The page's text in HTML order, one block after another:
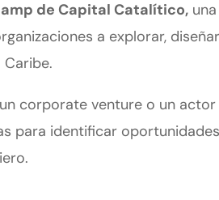
de Capital Catalítico,una
a explorar,
corporate venture o un actor
para identificar